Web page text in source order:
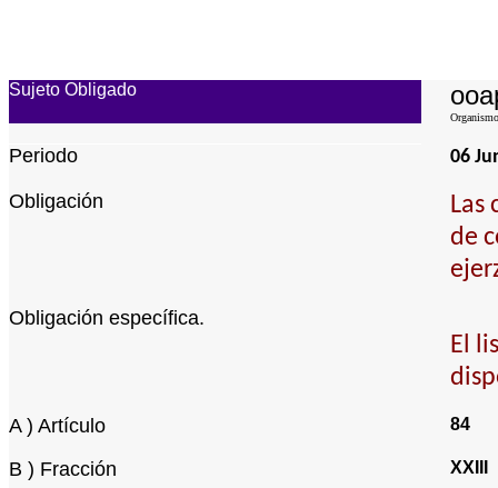
Sujeto Obligado
Periodo 06
Obligación
Las
de
Obligación específica.
El
A ) Artículo 84
B ) Fracción XXIII